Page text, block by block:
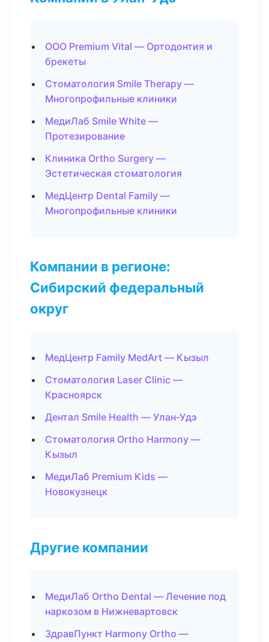
ООО Premium Vital — Ортодонтия и
брекеты
Стоматология Smile Therapy —
Многопрофильные клиники
МедиЛаб Smile White —
Протезирование
Клиника Ortho Surgery —
Эстетическая стоматология
МедЦентр Dental Family —
Многопрофильные клиники
Компании в регионе:
Сибирский федеральный
округ
МедЦентр Family MedArt — Кызыл
Стоматология Laser Clinic —
Красноярск
Дентал Smile Health — Улан-Удэ
Стоматология Ortho Harmony —
Кызыл
МедиЛаб Premium Kids —
Новокузнецк
Другие компании
МедиЛаб Ortho Dental — Лечение под
наркозом в Нижневартовск
ЗдравПункт Harmony Ortho —